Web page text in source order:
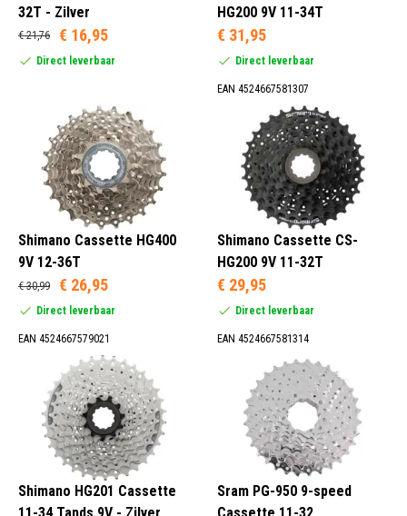
32T - Zilver
€ 21,76 € 16,95
Direct leverbaar
HG200 9V 11-34T
€ 31,95
Direct leverbaar
EAN 4524667581307
Shimano Cassette HG400
9V 12-36T
€ 30,99 € 26,95
Direct leverbaar
EAN 4524667579021
Shimano Cassette CS-
HG200 9V 11-32T
€ 29,95
Direct leverbaar
EAN 4524667581314
Shimano HG201 Cassette
Sram PG-950 9-speed